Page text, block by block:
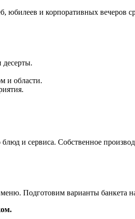
юбилеев и корпоративных вечеров
десерты.
и области.
и сервиса. Собственное
Подготовим варианты банкета